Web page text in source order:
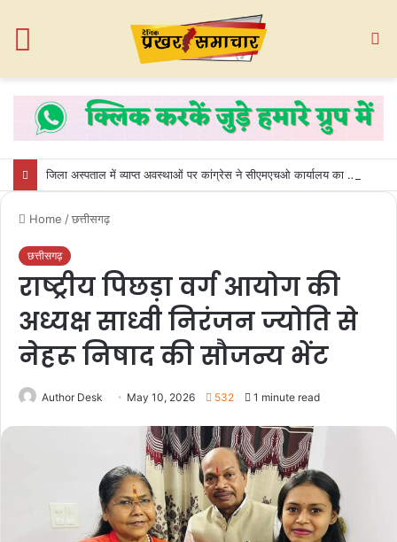
जिला अस्पताल में व्याप्त अवस्थाओं पर कांग्रेस ने सीएमएचओ कार्यालय का किया घेराव
Home /छत्तीसगढ़
छत्तीसगढ़
राष्ट्रीय पिछड़ा वर्ग आयोग की
अध्यक्ष साध्वी निरंजन ज्योति से
नेहरू निषाद की सौजन्य भेंट
Author Desk May 10, 2026 532 1 minute read